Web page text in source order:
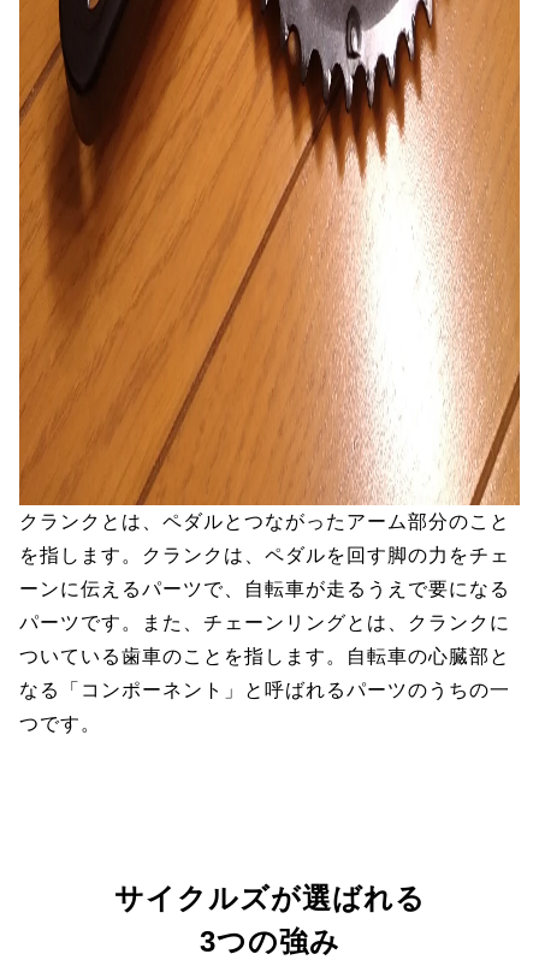
クランクとは、ペダルとつながったアーム部分のこと
を指します。クランクは、ペダルを回す脚の力をチェ
ーンに伝えるパーツで、自転車が走るうえで要になる
パーツです。また、チェーンリングとは、クランクに
ついている歯車のことを指します。自転車の心臓部と
なる「コンポーネント」と呼ばれるパーツのうちの一
つです。
サイクルズが選ばれる
3つの強み